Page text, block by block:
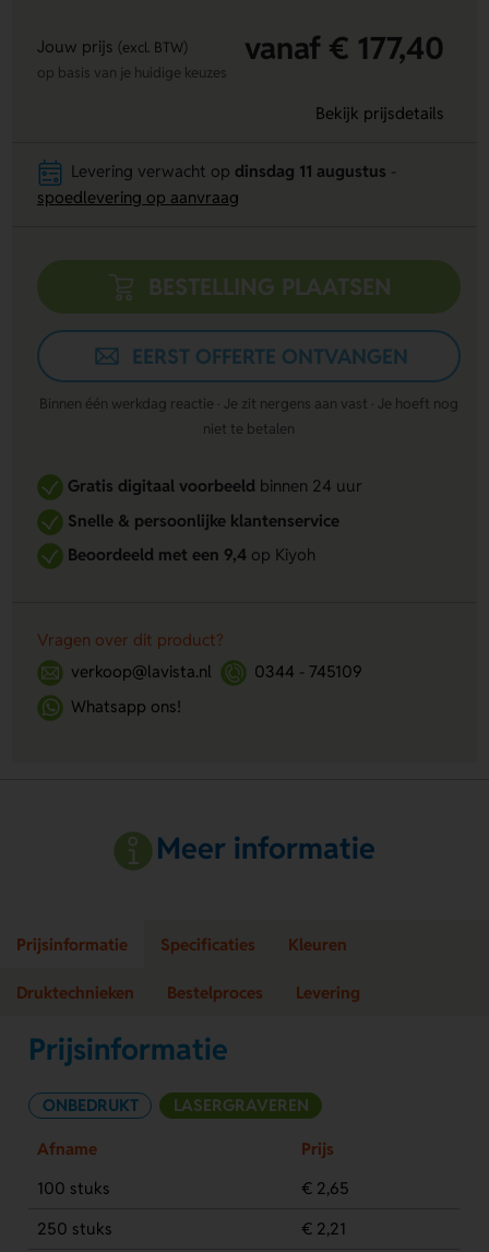
Jouw prijs (excl. BTW) vanaf € 177,40
op basis van je huidige keuzes
Bekijk prijsdetails
Levering verwacht op dinsdag 11 augustus
spoedlevering op aanvraag
BESTELLING PLAATSEN
EERST OFFERTE ONTVANGEN
Binnen één werkdag reactie · Je zit nergens aan vast · Je hoeft nog
niet te betalen
Gratis digitaal voorbeeldbinnen 24 uur
Snelle & persoonlijke klantenservice
Beoordeeld met een 9,4op Kiyoh
Vragen over dit product?
verkoop@lavista.nl
0344 - 745109
Whatsapp ons!
Meer informatie
Prijsinformatie Specificaties Kleuren
Druktechnieken Bestelproces Levering
Prijsinformatie
ONBEDRUKT LASERGRAVEREN
Afname
Prijs
100 stuks
€ 2,65
250 stuks
€ 2,21